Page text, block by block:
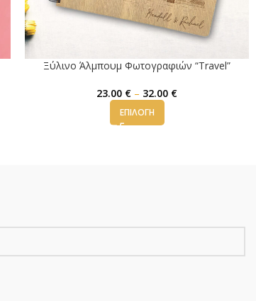
Ξύλινο Άλμπουμ Φωτογραφιών “Travel”
23.00 € – 32.00 €
ΕΠΙΛΟΓΉ